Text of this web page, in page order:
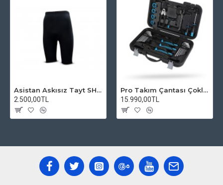
Asistan Askısız Tayt SH20 Pedli Siyah
2.500,00TL
Pro Takım Çantası Çoklu Tamir Seti
15.990,00TL